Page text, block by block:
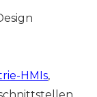
HMIs,